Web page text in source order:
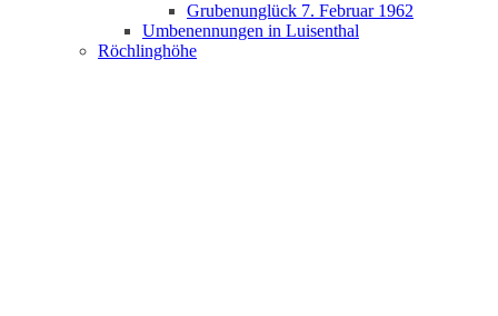
Grubenunglück 7. Februar 1962
Umbenennungen in Luisenthal
Röchlinghöhe